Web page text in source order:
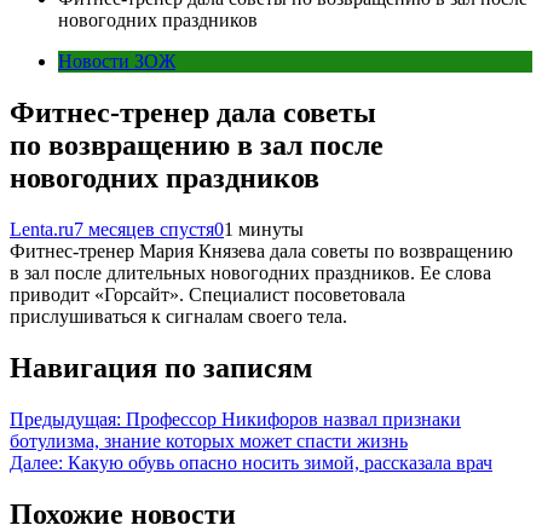
новогодних праздников
Новости ЗОЖ
Фитнес-тренер дала советы
по возвращению в зал после
новогодних праздников
Lenta.ru7 месяцев спустя01 минуты
Фитнес-тренер Мария Князева дала советы по возвращению
в зал после длительных новогодних праздников. Ее слова
приводит «Горсайт». Специалист посоветовала
прислушиваться к сигналам своего тела.
Навигация по записям
Предыдущая: Профессор Никифоров назвал признаки
ботулизма, знание которых может спасти жизнь
Далее: Какую обувь опасно носить зимой, рассказала врач
Похожие новости